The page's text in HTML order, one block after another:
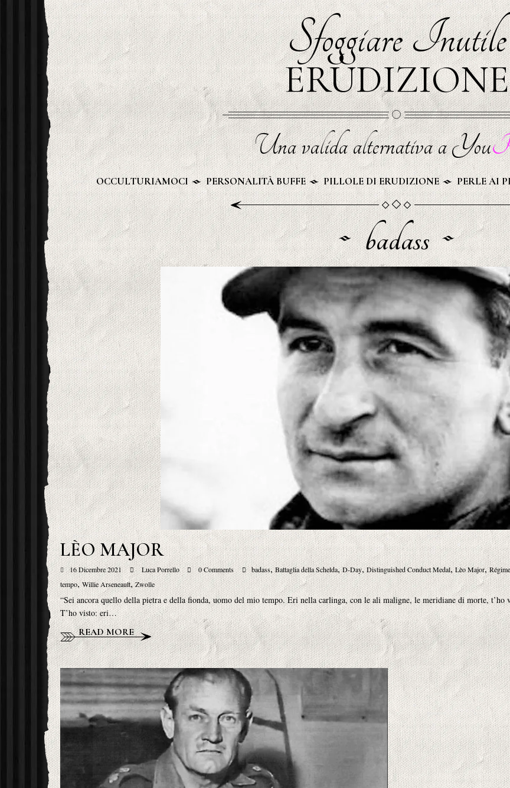
Sfoggiare Inutile
ERUDIZIONE
Una valida alternativa a You
OCCULTURIAMOCI PERSONALITÀ BUFFE PILLOLE DI ERUDIZIONE PERLE AI
badass
LÈO MAJOR
16 Dicembre 2021 Luca Porrello 0 Comments badass,Battaglia della Schelda,D-Day,Distinguished Conduct Medal,Lèo Major,
tempo,Willie Arseneault,Zwolle
“Sei ancora quello della pietra e della fionda, uomo del mio tempo. Eri nella carlinga, con le ali maligne, le meridiane di morte,
T’ho visto: eri…
READ MORE